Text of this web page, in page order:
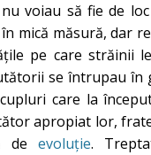
voiau să fie de
mică măsură, dar
pe care străinii
se întrupau
care la
apropiat lor,
deevoluție.